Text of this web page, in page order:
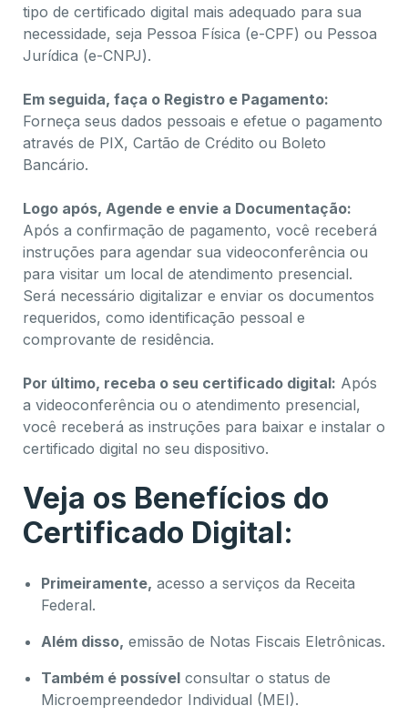
tipo de certificado digital mais adequado para sua
necessidade, seja Pessoa Física (e-CPF) ou Pessoa
Jurídica (e-CNPJ).
Em seguida, faça o Registro e Pagamento:
Forneça seus dados pessoais e efetue o pagamento
através de PIX, Cartão de Crédito ou Boleto
Bancário.
Logo após, Agende e envie a Documentação:
Após a confirmação de pagamento, você receberá
instruções para agendar sua videoconferência ou
para visitar um local de atendimento presencial.
Será necessário digitalizar e enviar os documentos
requeridos, como identificação pessoal e
comprovante de residência.
Por último, receba o seu certificado digital: Após
a videoconferência ou o atendimento presencial,
você receberá as instruções para baixar e instalar o
certificado digital no seu dispositivo.
Veja os Benefícios do
Certificado Digital:
Primeiramente, acesso a serviços da Receita
Federal.
Além disso, emissão de Notas Fiscais Eletrônicas.
Também é possível consultar o status de
Microempreendedor Individual (MEI).